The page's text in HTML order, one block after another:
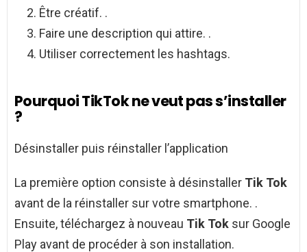
Être créatif. .
Faire une description qui attire. .
Utiliser correctement les hashtags.
Pourquoi TikTok ne veut pas s’installer
?
Désinstaller puis réinstaller l’application
La première option consiste à désinstaller Tik Tok
avant de la réinstaller sur votre smartphone. .
Ensuite, téléchargez à nouveau Tik Tok sur Google
Play avant de procéder à son installation.